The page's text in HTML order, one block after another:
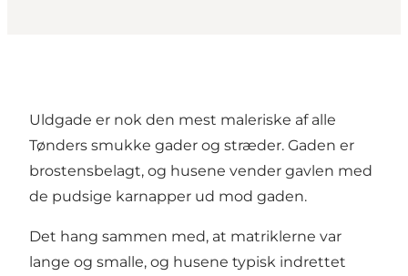
Uldgade er nok den mest maleriske af alle
Tønders smukke gader og stræder. Gaden er
brostensbelagt, og husene vender gavlen med
de pudsige karnapper ud mod gaden.
Det hang sammen med, at matriklerne var
lange og smalle, og husene typisk indrettet